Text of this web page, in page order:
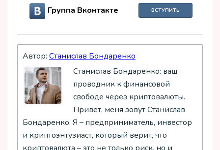
Группа Вконтакте ВСТУПИТЬ
Автор: Станислав Бондаренко
Станислав Бондаренко: ваш
проводник к финансовой
свободе через криптовалюты.
Привет, меня зовут Станислав
Бондаренко. Я – предприниматель, инвестор
и криптоэнтузиаст, который верит, что